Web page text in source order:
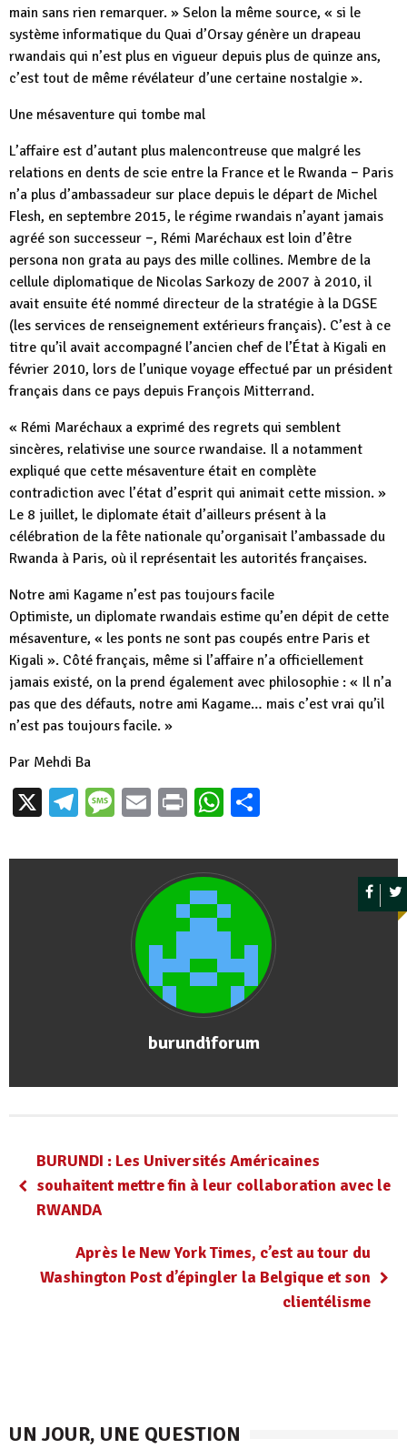
main sans rien remarquer. » Selon la même source, « si le
système informatique du Quai d’Orsay génère un drapeau
rwandais qui n’est plus en vigueur depuis plus de quinze ans,
c’est tout de même révélateur d’une certaine nostalgie ».
Une mésaventure qui tombe mal
L’affaire est d’autant plus malencontreuse que malgré les
relations en dents de scie entre la France et le Rwanda − Paris
n’a plus d’ambassadeur sur place depuis le départ de Michel
Flesh, en septembre 2015, le régime rwandais n’ayant jamais
agréé son successeur −, Rémi Maréchaux est loin d’être
persona non grata au pays des mille collines. Membre de la
cellule diplomatique de Nicolas Sarkozy de 2007 à 2010, il
avait ensuite été nommé directeur de la stratégie à la DGSE
(les services de renseignement extérieurs français). C’est à ce
titre qu’il avait accompagné l’ancien chef de l’État à Kigali en
février 2010, lors de l’unique voyage effectué par un président
français dans ce pays depuis François Mitterrand.
« Rémi Maréchaux a exprimé des regrets qui semblent
sincères, relativise une source rwandaise. Il a notamment
expliqué que cette mésaventure était en complète
contradiction avec l’état d’esprit qui animait cette mission. »
Le 8 juillet, le diplomate était d’ailleurs présent à la
célébration de la fête nationale qu’organisait l’ambassade du
Rwanda à Paris, où il représentait les autorités françaises.
Notre ami Kagame n’est pas toujours facile
Optimiste, un diplomate rwandais estime qu’en dépit de cette
mésaventure, « les ponts ne sont pas coupés entre Paris et
Kigali ». Côté français, même si l’affaire n’a officiellement
jamais existé, on la prend également avec philosophie : « Il n’a
pas que des défauts, notre ami Kagame… mais c’est vrai qu’il
n’est pas toujours facile. »
Par Mehdi Ba
X Telegram
Message
EmailPrintWhatsApp
burundiforum
BURUNDI : Les Universités Américaines
souhaitent mettre fin à leur collaboration avec le
RWANDA
Après le New York Times, c’est au tour du
Washington Post d’épingler la Belgique et son
clientélisme
UN JOUR, UNE QUESTION